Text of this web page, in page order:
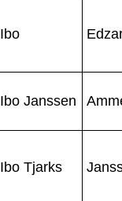
Ibo
Ibo Janssen
Ibo Tjarks